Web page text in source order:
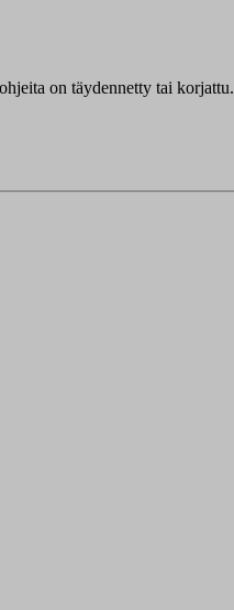
on täydennetty tai korjattu.